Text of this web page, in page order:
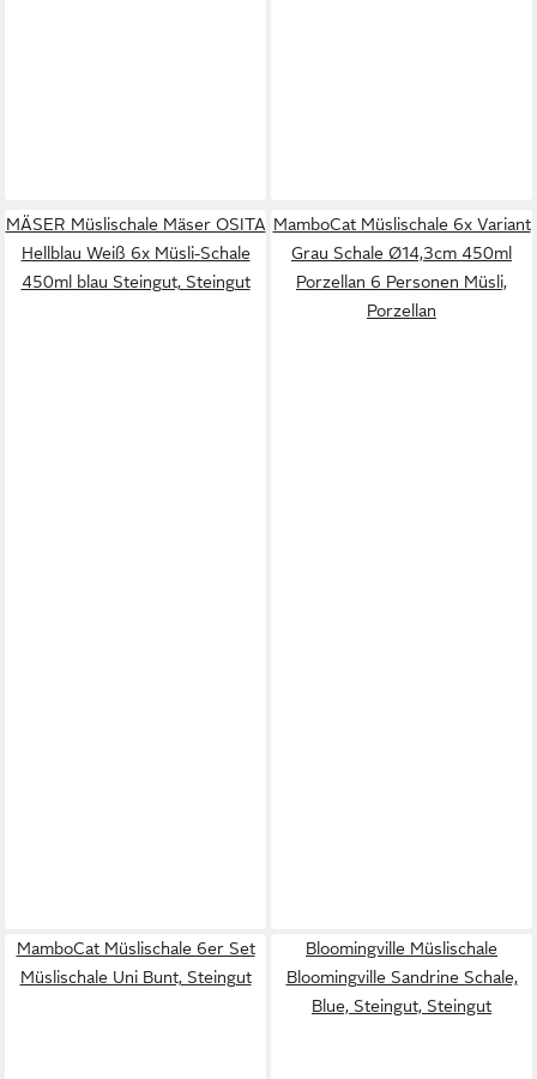
MÄSER Müslischale Mäser OSITA
Hellblau Weiß 6x Müsli-Schale
450ml blau Steingut, Steingut
MamboCat Müslischale 6x Variant
Grau Schale Ø14,3cm 450ml
Porzellan 6 Personen Müsli,
Porzellan
MamboCat Müslischale 6er Set
Müslischale Uni Bunt, Steingut
Bloomingville Müslischale
Bloomingville Sandrine Schale,
Blue, Steingut, Steingut